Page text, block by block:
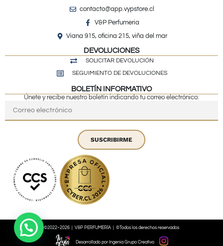
contacto@app.vypstore.cl
V&P Perfumeria
Viana 915, oficina 215, viña del mar
DEVOLUCIONES
SOLICITAR DEVOLUCIÓN
SEGUIMIENTO DE DEVOLUCIONES
BOLETÍN INFORMATIVO
Únete y recibe nuestro boletín indicando tu correo electrónico:
SUSCRIBIRME
©2022~2026 | V&P PERFUMERÍA | ©Todos los derechos reservados
Desarrollado por Ingenia Grupo Creativo